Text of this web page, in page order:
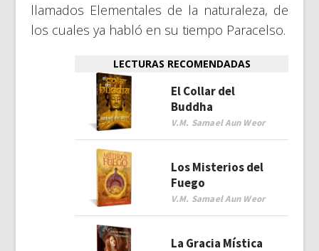
llamados Elementales de la naturaleza, de
los cuales ya habló en su tiempo Paracelso.
LECTURAS RECOMENDADAS
El Collar del
Buddha
V.M. Samael Aun Weor
Los Misterios del
Fuego
V.M. Samael Aun Weor
La Gracia Mística